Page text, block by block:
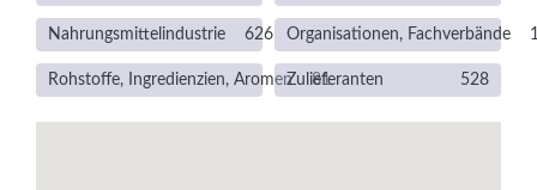
Nahrungsmittelindustrie 626 Organisationen, Fachverbände
Rohstoffe, Ingredienzien, Aromen 81
Zulieferanten 528